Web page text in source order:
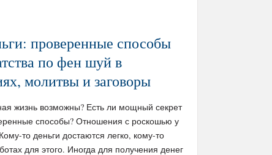
проверенные способы
по фен шуй в
молитвы и заговоры
жизнь возможны? Есть ли мощный секрет
способы? Отношения с роскошью у
то деньги достаются легко, кому-то
для этого. Иногда для получения денег